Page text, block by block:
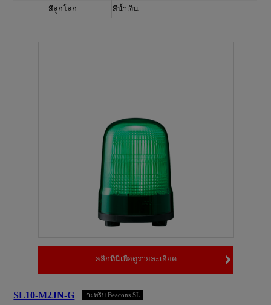
สีลูกโลก
สีน้ำเงิน
คลิกที่นี่เพื่อดูรายละเอียด
SL10-M2JN-G กะพริบ Beacons SL